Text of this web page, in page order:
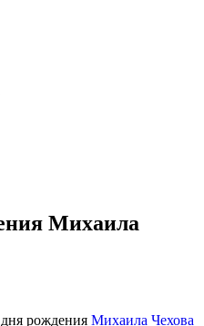
Михаила
дня рождения Михаила Чехова